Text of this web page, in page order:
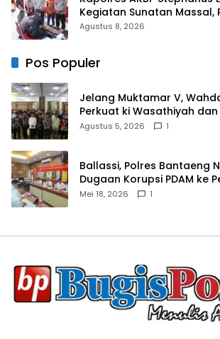
Kegiatan Sunatan Massal,
Bulukumba Kerjasama
Agustus 8, 2026
Pos Populer
Jelang Muktamar V,
Perkuat ki Wasathiyah
Agustus 5, 2026 1
Ballassi, Polres Bantaeng
Dugaan Korupsi PDAM ke
Mei 18, 2026 1